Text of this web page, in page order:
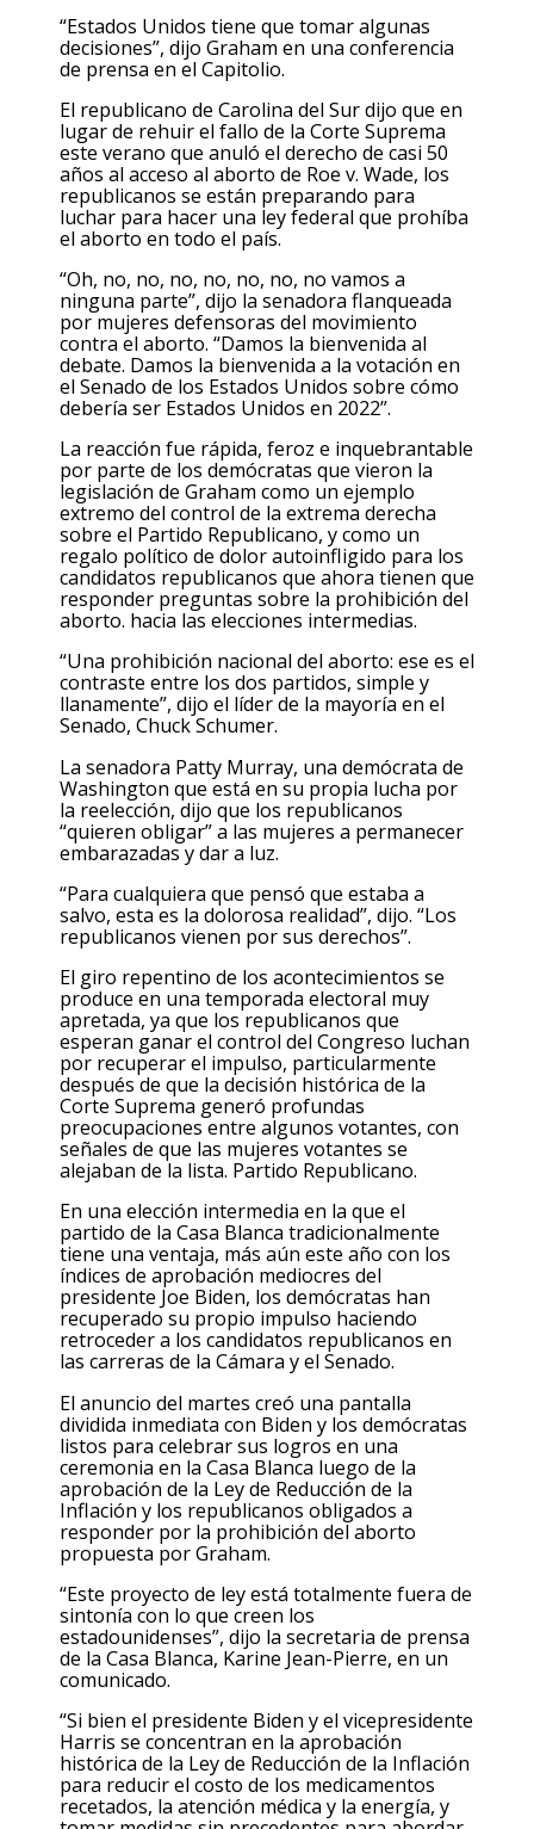
“Estados Unidos tiene que tomar algunas
decisiones”, dijo Graham en una conferencia
de prensa en el Capitolio.
El republicano de Carolina del Sur dijo que en
lugar de rehuir el fallo de la Corte Suprema
este verano que anuló el derecho de casi 50
años al acceso al aborto de Roe v. Wade, los
republicanos se están preparando para
luchar para hacer una ley federal que prohíba
el aborto en todo el país.
“Oh, no, no, no, no, no, no, no vamos a
ninguna parte”, dijo la senadora flanqueada
por mujeres defensoras del movimiento
contra el aborto. “Damos la bienvenida al
debate. Damos la bienvenida a la votación en
el Senado de los Estados Unidos sobre cómo
debería ser Estados Unidos en 2022”.
La reacción fue rápida, feroz e inquebrantable
por parte de los demócratas que vieron la
legislación de Graham como un ejemplo
extremo del control de la extrema derecha
sobre el Partido Republicano, y como un
regalo político de dolor autoinfligido para los
candidatos republicanos que ahora tienen que
responder preguntas sobre la prohibición del
aborto. hacia las elecciones intermedias.
“Una prohibición nacional del aborto: ese es el
contraste entre los dos partidos, simple y
llanamente”, dijo el líder de la mayoría en el
Senado, Chuck Schumer.
La senadora Patty Murray, una demócrata de
Washington que está en su propia lucha por
la reelección, dijo que los republicanos
“quieren obligar” a las mujeres a permanecer
embarazadas y dar a luz.
“Para cualquiera que pensó que estaba a
salvo, esta es la dolorosa realidad”, dijo. “Los
republicanos vienen por sus derechos”.
El giro repentino de los acontecimientos se
produce en una temporada electoral muy
apretada, ya que los republicanos que
esperan ganar el control del Congreso luchan
por recuperar el impulso, particularmente
después de que la decisión histórica de la
Corte Suprema generó profundas
preocupaciones entre algunos votantes, con
señales de que las mujeres votantes se
alejaban de la lista. Partido Republicano.
En una elección intermedia en la que el
partido de la Casa Blanca tradicionalmente
tiene una ventaja, más aún este año con los
índices de aprobación mediocres del
presidente Joe Biden, los demócratas han
recuperado su propio impulso haciendo
retroceder a los candidatos republicanos en
las carreras de la Cámara y el Senado.
El anuncio del martes creó una pantalla
dividida inmediata con Biden y los demócratas
listos para celebrar sus logros en una
ceremonia en la Casa Blanca luego de la
aprobación de la Ley de Reducción de la
Inflación y los republicanos obligados a
responder por la prohibición del aborto
propuesta por Graham.
“Este proyecto de ley está totalmente fuera de
sintonía con lo que creen los
estadounidenses”, dijo la secretaria de prensa
de la Casa Blanca, Karine Jean-Pierre, en un
comunicado.
“Si bien el presidente Biden y el vicepresidente
Harris se concentran en la aprobación
histórica de la Ley de Reducción de la Inflación
para reducir el costo de los medicamentos
recetados, la atención médica y la energía, y